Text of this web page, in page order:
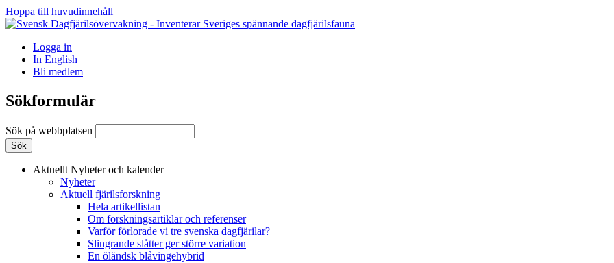
Hoppa till huvudinnehåll
Logga in
In English
Bli medlem
Sökformulär
Sök på webbplatsen
Aktuellt Nyheter och kalender
Nyheter
Aktuell fjärilsforskning
Hela artikellistan
Om forskningsartiklar och referenser
Varför förlorade vi tre svenska dagfjärilar?
Slingrande slåtter ger större variation
En öländsk blåvingehybrid